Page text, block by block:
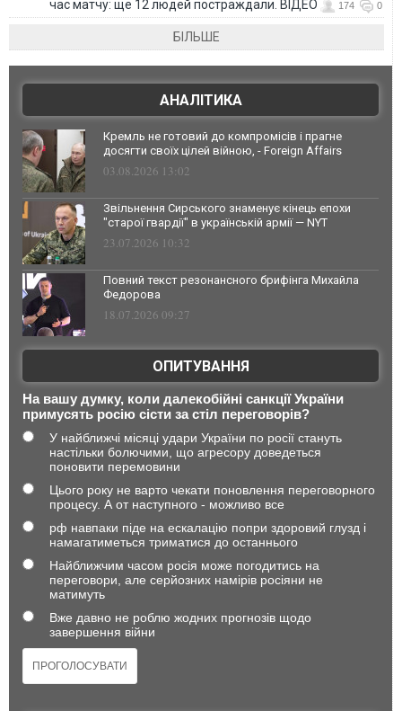
час матчу: ще 12 людей постраждали. ВІДЕО
174 0
БІЛЬШЕ
АНАЛІТИКА
Кремль не готовий до компромісів і прагне
досягти своїх цілей війною, - Foreign Affairs
03.08.2026 13:02
Звільнення Сирського знаменує кінець епохи
"старої гвардії" в українській армії — NYT
23.07.2026 10:32
Повний текст резонансного брифінга Михайла
Федорова
18.07.2026 09:27
ОПИТУВАННЯ
На вашу думку, коли далекобійні санкції України
примусять росію сісти за стіл переговорів?
У найближчі місяці удари України по росії стануть
настільки болючими, що агресору доведеться
поновити перемовини
Цього року не варто чекати поновлення переговорного
процесу. А от наступного - можливо все
рф навпаки піде на ескалацію попри здоровий глузд і
намагатиметься триматися до останнього
Найближчим часом росія може погодитись на
переговори, але серйозних намірів росіяни не
матимуть
Вже давно не роблю жодних прогнозів щодо
завершення війни